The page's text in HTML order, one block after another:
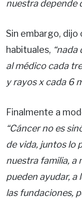
nuestra depende
Sin embargo, dijo
habituales,
al médico cada
y rayos x cada 6
Finalmente a
“Cáncer no es
de vida, juntos lo
nuestra familia, a
pueden ayudar, a
las fundaciones,